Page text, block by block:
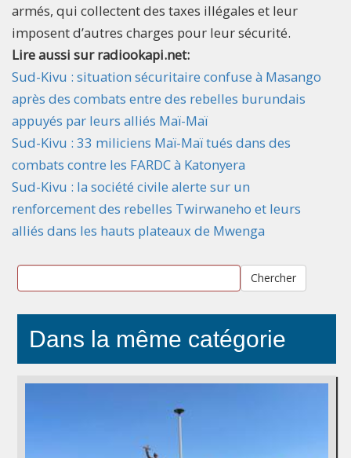
armés, qui collectent des taxes illégales et leur
imposent d’autres charges pour leur sécurité.
Lire aussi sur radiookapi.net:
Sud-Kivu : situation sécuritaire confuse à Masango
après des combats entre des rebelles burundais
appuyés par leurs alliés Maï-Maï
Sud-Kivu : 33 miliciens Maï-Maï tués dans des
combats contre les FARDC à Katonyera
Sud-Kivu : la société civile alerte sur un
renforcement des rebelles Twirwaneho et leurs
alliés dans les hauts plateaux de Mwenga
Chercher
Dans la même catégorie